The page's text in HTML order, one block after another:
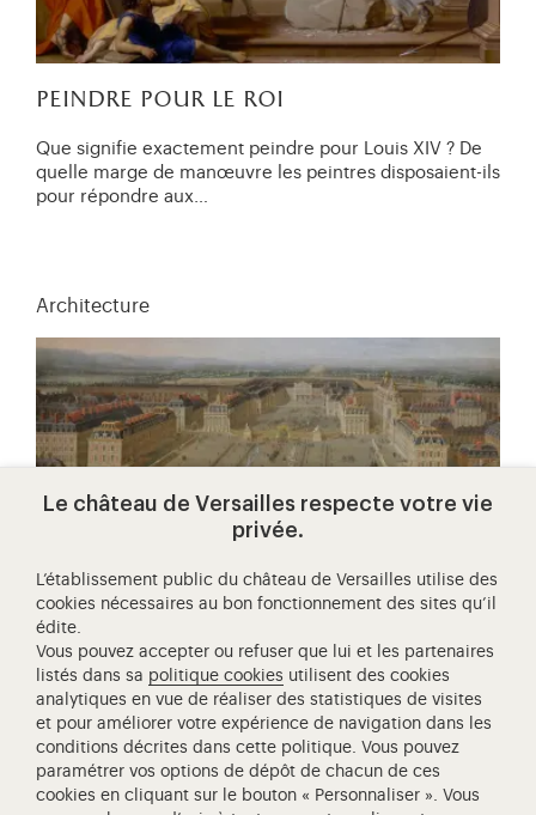
peindre pour le roi
Que signifie exactement peindre pour Louis XIV ? De
quelle marge de manœuvre les peintres disposaient-ils
pour répondre aux…
Architecture
la construction du château de
versailles
Au même rythme des successions au trône, le château
de Versailles a connu une succession de travaux
faisant de lui aujourd'hui,…
Le château de Versailles respecte votre vie
privée.
L’établissement public du château de Versailles utilise des
cookies nécessaires au bon fonctionnement des sites qu’il
édite.
Vous pouvez accepter ou refuser que lui et les partenaires
listés dans sa politique cookies utilisent des cookies
analytiques en vue de réaliser des statistiques de visites
et pour améliorer votre expérience de navigation dans les
conditions décrites dans cette politique. Vous pouvez
paramétrer vos options de dépôt de chacun de ces
cookies en cliquant sur le bouton « Personnaliser ». Vous